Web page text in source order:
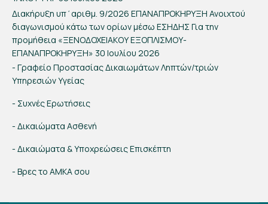
Διακήρυξη υπ΄αριθμ. 9/2026 ΕΠΑΝΑΠΡΟΚΗΡΥΞΗ Ανοιχτού
διαγωνισμού κάτω των ορίων μέσω ΕΣΗΔΗΣ Για την
προμήθεια «ΞΕΝΟΔΟΧΕΙΑΚΟΥ ΕΞΟΠΛΙΣΜΟΥ-
ΕΠΑΝΑΠΡΟΚΗΡΥΞΗ» 30 Ιουλίου 2026
- Γραφείο Προστασίας Δικαιωμάτων Ληπτών/τριών
Υπηρεσιών Υγείας
- Συχνές Ερωτήσεις
- Δικαιώματα Ασθενή
- Δικαιώματα & Υποχρεώσεις Επισκέπτη
- Βρες το ΑΜΚΑ σου